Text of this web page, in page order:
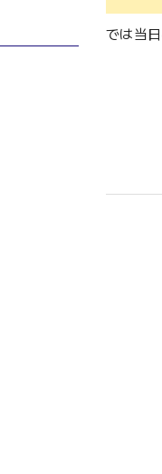
では当